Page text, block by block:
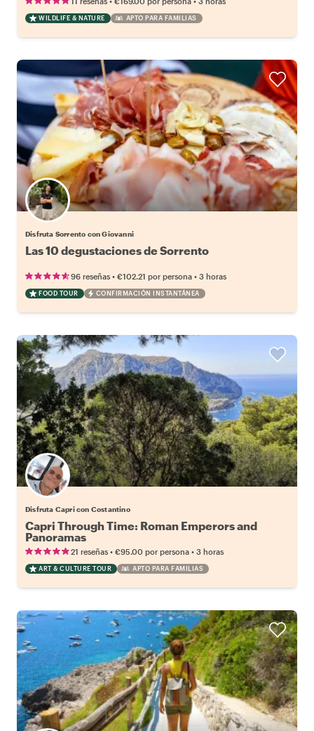
WILDLIFE & NATURE APTO PARA FAMILIAS
Disfruta Sorrento con Giovanni
Las 10 degustaciones de Sorrento
96 reseñas • €102.21 por persona • 3 horas
FOOD TOUR CONFIRMACIÓN INSTANTÁNEA
Disfruta Capri con Costantino
Capri Through Time: Roman Emperors and
Panoramas
21 reseñas • €95.00 por persona • 3 horas
ART & CULTURE TOUR APTO PARA FAMILIAS